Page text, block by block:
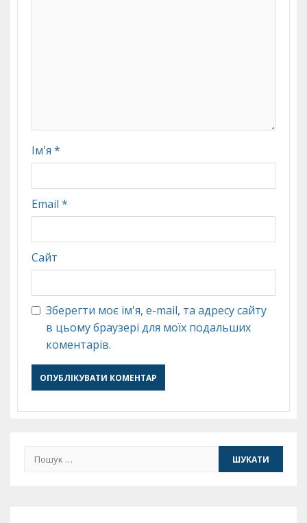
Ім'я *
Email *
Сайт
Зберегти моє ім'я, e-mail, та адресу сайту
в цьому браузері для моїх подальших
коментарів.
Пошук: